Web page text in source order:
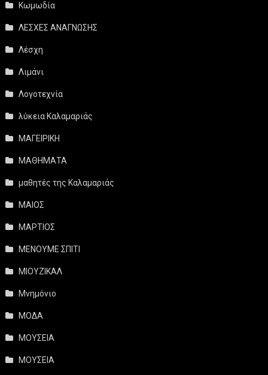
Κωμωδία
ΛΕΣΧΕΣ ΑΝΑΓΝΩΣΗΣ
Λέσχη
Λιμάνι
Λογοτεχνία
λύκεια Καλαμαριάς
ΜΑΓΕΙΡΙΚΗ
ΜΑΘΗΜΑΤΑ
μαθητές της Καλαμαριάς
ΜΑΙΟΣ
ΜΑΡΤΙΟΣ
ΜΕΝΟΥΜΕ ΣΠΙΤΙ
ΜΙΟΥΖΙΚΑΛ
Μνημόνιο
ΜΟΔΑ
ΜΟΥΣΕΙΑ
ΜΟΥΣΕΙΑ